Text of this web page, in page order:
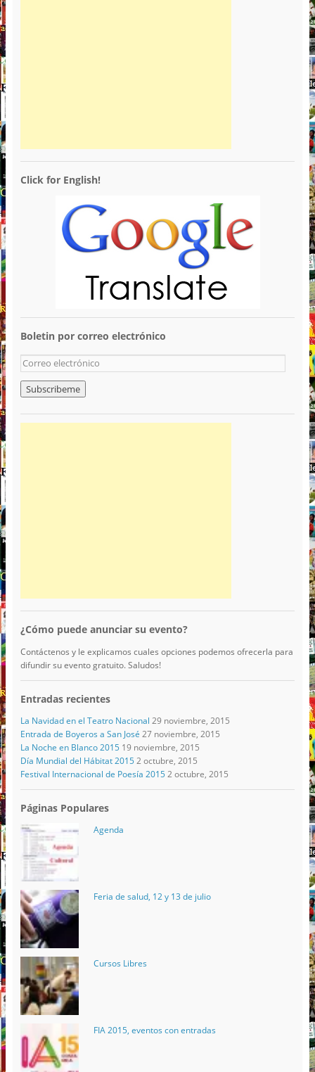
Click for English!
Boletin por correo electrónico
¿Cómo puede anunciar su evento?
Contáctenos y le explicamos cuales opciones podemos ofrecerla para
difundir su evento gratuito. Saludos!
Entradas recientes
La Navidad en el Teatro Nacional 29 noviembre, 2015
Entrada de Boyeros a San José 27 noviembre, 2015
La Noche en Blanco 2015 19 noviembre, 2015
Día Mundial del Hábitat 2015 2 octubre, 2015
Festival Internacional de Poesía 2015 2 octubre, 2015
Páginas Populares
Agenda
Feria de salud, 12 y 13 de julio
Cursos Libres
FIA 2015, eventos con entradas